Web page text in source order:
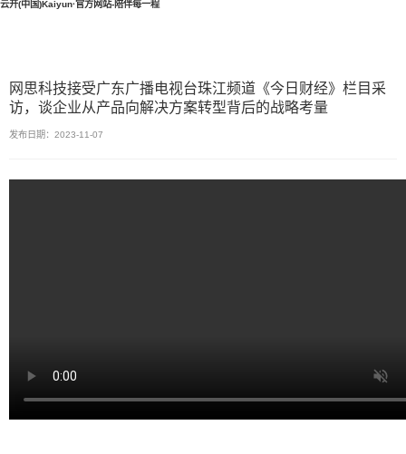
云开(中国)Kaiyun·官方网站-陪伴每一程
网思科技接受广东广播电视台珠江频道《今日财经》栏目采
访，谈企业从产品向解决方案转型背后的战略考量
发布日期：2023-11-07